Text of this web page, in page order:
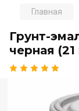
Главная
Грунт-
черная (21